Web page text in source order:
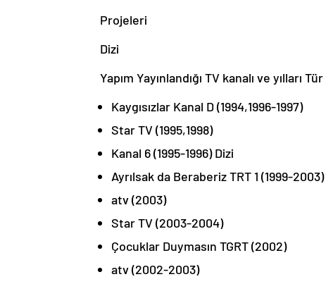
Projeleri
Dizi
Yapım Yayınlandığı TV kanalı ve yılları Tür
Kaygısızlar Kanal D (1994,1996-1997)
Star TV (1995,1998)
Kanal 6 (1995-1996) Dizi
Ayrılsak da Beraberiz TRT 1 (1999-2003)
atv (2003)
Star TV (2003-2004)
Çocuklar Duymasın TGRT (2002)
atv (2002-2003)